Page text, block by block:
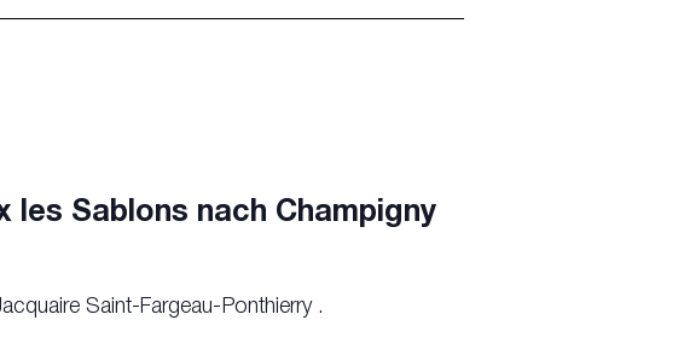
les Sablons nach Champigny
Saint-Fargeau-Ponthierry .